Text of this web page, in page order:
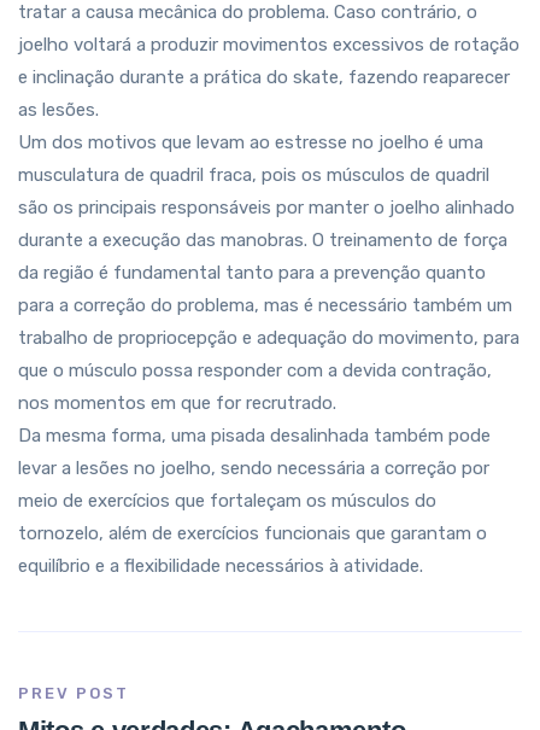
tratar a causa mecânica do problema. Caso contrário, o
joelho voltará a produzir movimentos excessivos de rotação
e inclinação durante a prática do skate, fazendo reaparecer
as lesões.
Um dos motivos que levam ao estresse no joelho é uma
musculatura de quadril fraca, pois os músculos de quadril
são os principais responsáveis por manter o joelho alinhado
durante a execução das manobras. O treinamento de força
da região é fundamental tanto para a prevenção quanto
para a correção do problema, mas é necessário também um
trabalho de propriocepção e adequação do movimento, para
que o músculo possa responder com a devida contração,
nos momentos em que for recrutrado.
Da mesma forma, uma pisada desalinhada também pode
levar a lesões no joelho, sendo necessária a correção por
meio de exercícios que fortaleçam os músculos do
tornozelo, além de exercícios funcionais que garantam o
equilíbrio e a flexibilidade necessários à atividade.
PREV POST